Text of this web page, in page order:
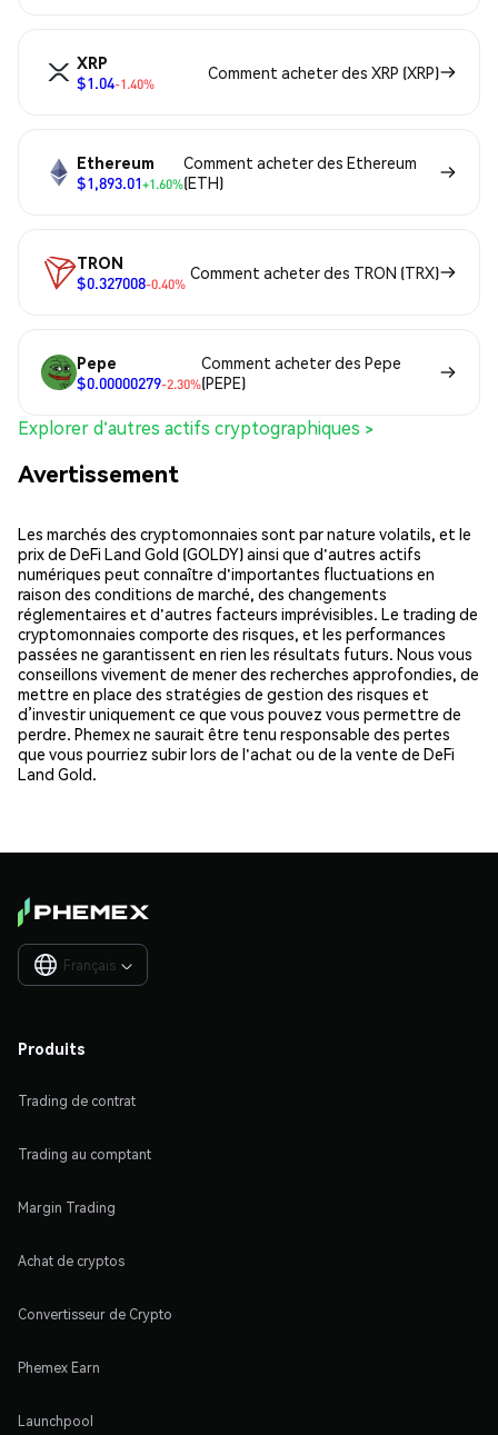
XRP
$1.04-1.40%
Comment acheter des XRP (XRP)
Ethereum
$1,893.01+1.60%
Comment acheter des Ethereum
(ETH)
TRON
$0.327008-0.40%
Comment acheter des TRON (TRX)
Pepe
$0.00000279-2.30%
Comment acheter des Pepe
(PEPE)
Explorer d'autres actifs cryptographiques >
Avertissement
Les marchés des cryptomonnaies sont par nature volatils, et le
prix de DeFi Land Gold (GOLDY) ainsi que d'autres actifs
numériques peut connaître d'importantes fluctuations en
raison des conditions de marché, des changements
réglementaires et d'autres facteurs imprévisibles. Le trading de
cryptomonnaies comporte des risques, et les performances
passées ne garantissent en rien les résultats futurs. Nous vous
conseillons vivement de mener des recherches approfondies, de
mettre en place des stratégies de gestion des risques et
d’investir uniquement ce que vous pouvez vous permettre de
perdre. Phemex ne saurait être tenu responsable des pertes
que vous pourriez subir lors de l'achat ou de la vente de DeFi
Land Gold.
Français 
Produits
Trading de contrat
Trading au comptant
Margin Trading
Achat de cryptos
Convertisseur de Crypto
Phemex Earn
Launchpool